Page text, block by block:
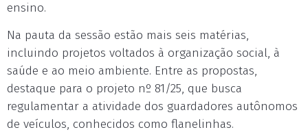
ensino.
Na pauta da sessão estão mais seis matérias,
incluindo projetos voltados à organização social, à
saúde e ao meio ambiente. Entre as propostas,
destaque para o projeto nº 81/25, que busca
regulamentar a atividade dos guardadores autônomos
de veículos, conhecidos como flanelinhas.